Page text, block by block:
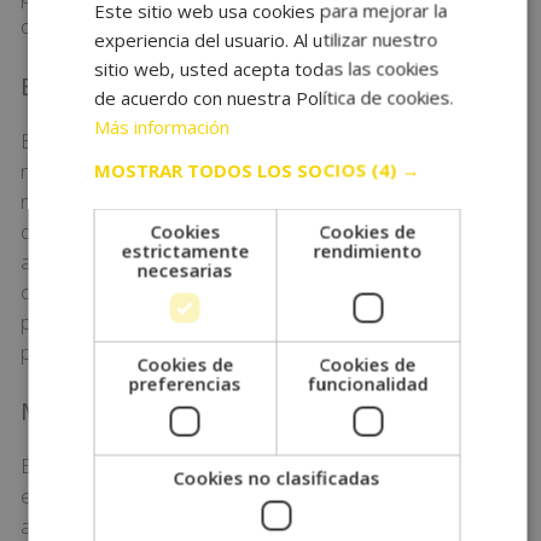
descuentos o promociones, etc.
Email marketing
El email marketing es conocido como «suscripción a
newsletter», «suscripción a novedades», etc. Nada
más fácil que fijarnos en nuestra bandeja de entrada
del correo electrónico. Todos
aquellos
mailscomerciales, de tiendas donde hemos
comprado o no, son email marketing. Dicha estrategia
parte de que el usuario haya ofrecido sus datos
personales a la marca de forma previa.
Marketing de guerrilla
El marketing de guerrilla es una de las mejores
estrategias de marketing que podemos implementar,
aunque también requiere mucha
Este sitio web usa cookies para mejorar la
experiencia del usuario. Al utilizar nuestro
sitio web, usted acepta todas las cookies
de acuerdo con nuestra Política de cookies.
Más información
MOSTRAR TODOS LOS SOCIOS (4) →
Cookies
estrictamente
necesarias
Cookies de
rendimiento
Cookies de
preferencias
Cookies de
funcionalidad
Cookies no clasificadas